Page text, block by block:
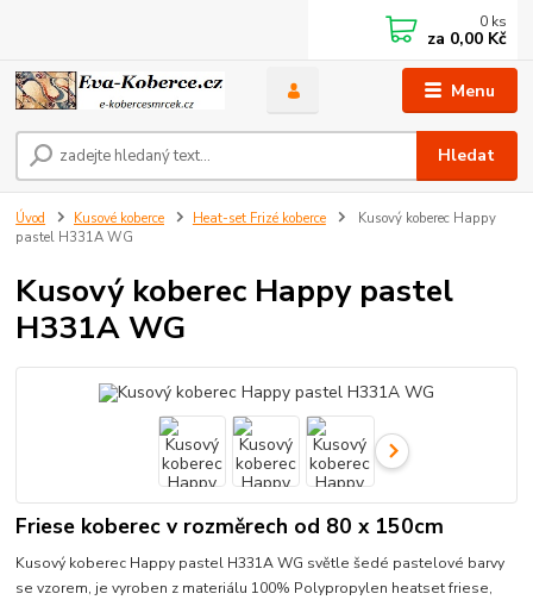
Menu
Hledat
0 ks
za 0,00 Kč
Úvod Kusové koberce Heat-set Frizé koberce
Kusový koberec Happy
pastel H331A WG
Kusový koberec Happy pastel
H331A WG
Friese koberec v rozměrech od 80 x 150cm
Kusový koberec Happy pastel H331A WG světle šedé pastelové barvy
se vzorem, je vyroben z materiálu 100% Polypropylen heatset friese,